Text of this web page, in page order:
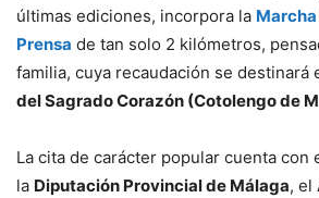
últimas ediciones, incorpora la
Prensa de tan solo 2 kilómetros,
familia, cuya recaudación se destinará
del Sagrado Corazón (Cotolengo de
La cita de carácter popular cuenta con
la Diputación Provincial de Málaga, el